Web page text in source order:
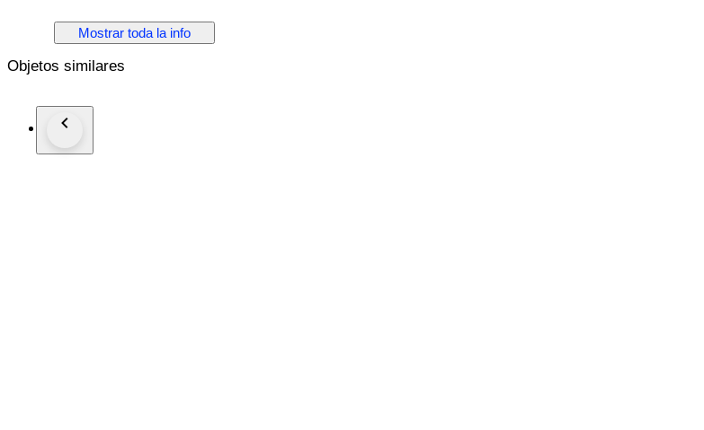
Bieden vanaf 125 euro.
Mostrar toda la info
Objetos similares